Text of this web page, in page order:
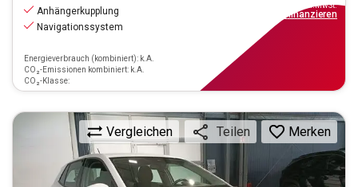
Anhängerkupplung
Navigationssystem
Energieverbrauch (kombiniert): k.A.
CO₂-Emissionen kombiniert: k.A.
CO₂-Klasse:
inkl.MwSt.
finanzieren
Vergleichen Teilen Merken